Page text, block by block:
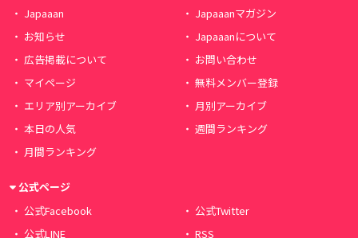
Japaaan
Japaaanマガジン
お知らせ
Japaaanについて
広告掲載について
お問い合わせ
マイページ
無料メンバー登録
エリア別アーカイブ
月別アーカイブ
本日の人気
週間ランキング
月間ランキング
公式ページ
公式Facebook
公式Twitter
公式LINE
RSS